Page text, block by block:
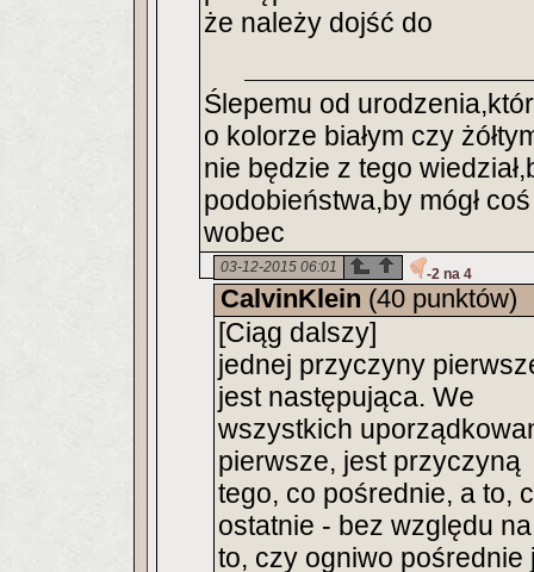
że należy dojść do
Ślepemu od
o kolorze białym czy
nie będzie z tego
podobieństwa,by mógł
wobec
03-12-2015 06:01 -2 na 4
CalvinKlein (40 punktów)
[Ciąg dalszy]
jednej przyczyny
jest następująca. We
wszystkich
pierwsze, jest przyczyną
tego, co pośrednie, a to,
ostatnie - bez względu na
to, czy ogniwo